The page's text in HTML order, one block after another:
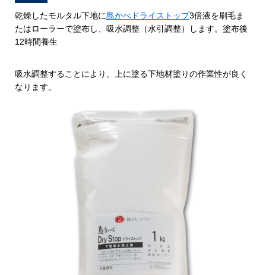
乾燥したモルタル下地に島かべドライストップ3倍液を刷毛ま
たはローラーで塗布し、吸水調整（水引調整）します。塗布後
12時間養生
吸水調整することにより、上に塗る下地材塗りの作業性が良く
なります。